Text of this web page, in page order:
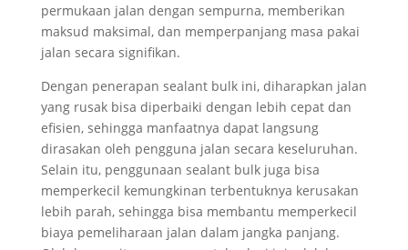
permukaan jalan dengan sempurna, memberikan
maksud maksimal, dan memperpanjang masa pakai
jalan secara signifikan.
Dengan penerapan sealant bulk ini, diharapkan jalan
yang rusak bisa diperbaiki dengan lebih cepat dan
efisien, sehingga manfaatnya dapat langsung
dirasakan oleh pengguna jalan secara keseluruhan.
Selain itu, penggunaan sealant bulk juga bisa
memperkecil kemungkinan terbentuknya kerusakan
lebih parah, sehingga bisa membantu memperkecil
biaya pemeliharaan jalan dalam jangka panjang.